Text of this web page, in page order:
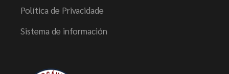
Política de Privacidade
Sistema de información